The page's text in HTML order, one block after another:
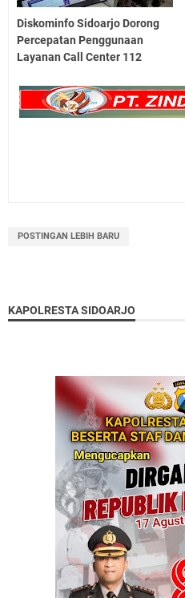
Diskominfo Sidoarjo Dorong
Percepatan Penggunaan
Layanan Call Center 112
POSTINGAN LEBIH BARU
KAPOLRESTA SIDOARJO